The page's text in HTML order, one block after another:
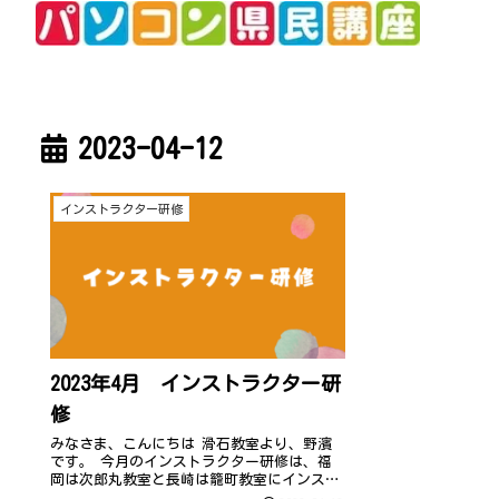
2023-04-12
インストラクター研修
2023年4月 インストラクター研
修
みなさま、こんにちは 滑石教室より、野濱
です。 今月のインストラクター研修は、福
岡は次郎丸教室と長崎は籠町教室にインスト